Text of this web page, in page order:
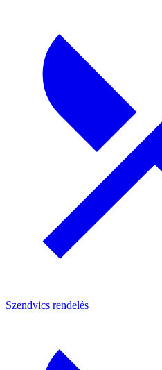
Szendvics rendelés